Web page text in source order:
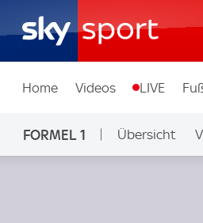
Home Videos LIVE
FORMEL 1 Übersicht